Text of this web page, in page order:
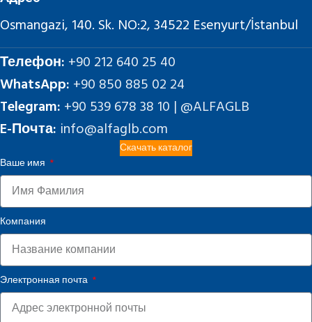
Osmangazi, 140. Sk. NO:2, 34522 Esenyurt/İstanbul
Телефон: +90 212 640 25 40
WhatsApp: +90 850 885 02 24
Telegram: +90 539 678 38 10 | @ALFAGLB
E-Почта: info@alfaglb.com
Скачать каталог
Ваше имя
Компания
Электронная почта